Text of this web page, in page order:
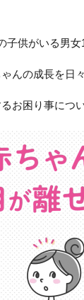
子供がいる男
んの成長を日
お困り事につ